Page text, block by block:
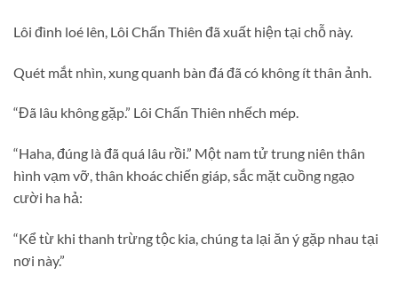
Lôi đình loé lên, Lôi Chấn Thiên đã xuất hiện tại chỗ này.
Quét mắt nhìn, xung quanh bàn đá đã có không ít thân ảnh.
“Đã lâu không gặp.” Lôi Chấn Thiên nhếch mép.
“Haha, đúng là đã quá lâu rồi.” Một nam tử trung niên thân
hình vạm vỡ, thân khoác chiến giáp, sắc mặt cuồng ngạo
cười ha hả:
“Kể từ khi thanh trừng tộc kia, chúng ta lại ăn ý gặp nhau tại
nơi này.”